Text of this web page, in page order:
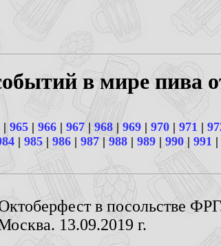
в мире пива
| 965 | 966 | 967| 968 | 969 | 970 | 971 |
| 985 | 986 | 987|988 | 989 | 990 | 991 |
в посольстве
13.09.2019 г.